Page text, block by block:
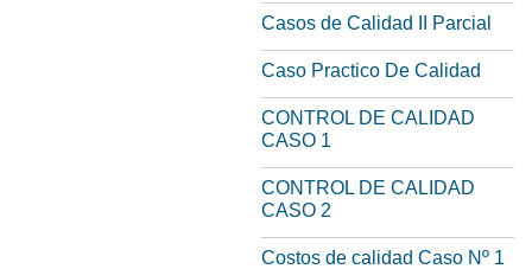
Casos de Calidad II Parcial
Caso Practico De Calidad
CONTROL DE CALIDAD
CASO 1
CONTROL DE CALIDAD
CASO 2
Costos de calidad Caso Nº 1